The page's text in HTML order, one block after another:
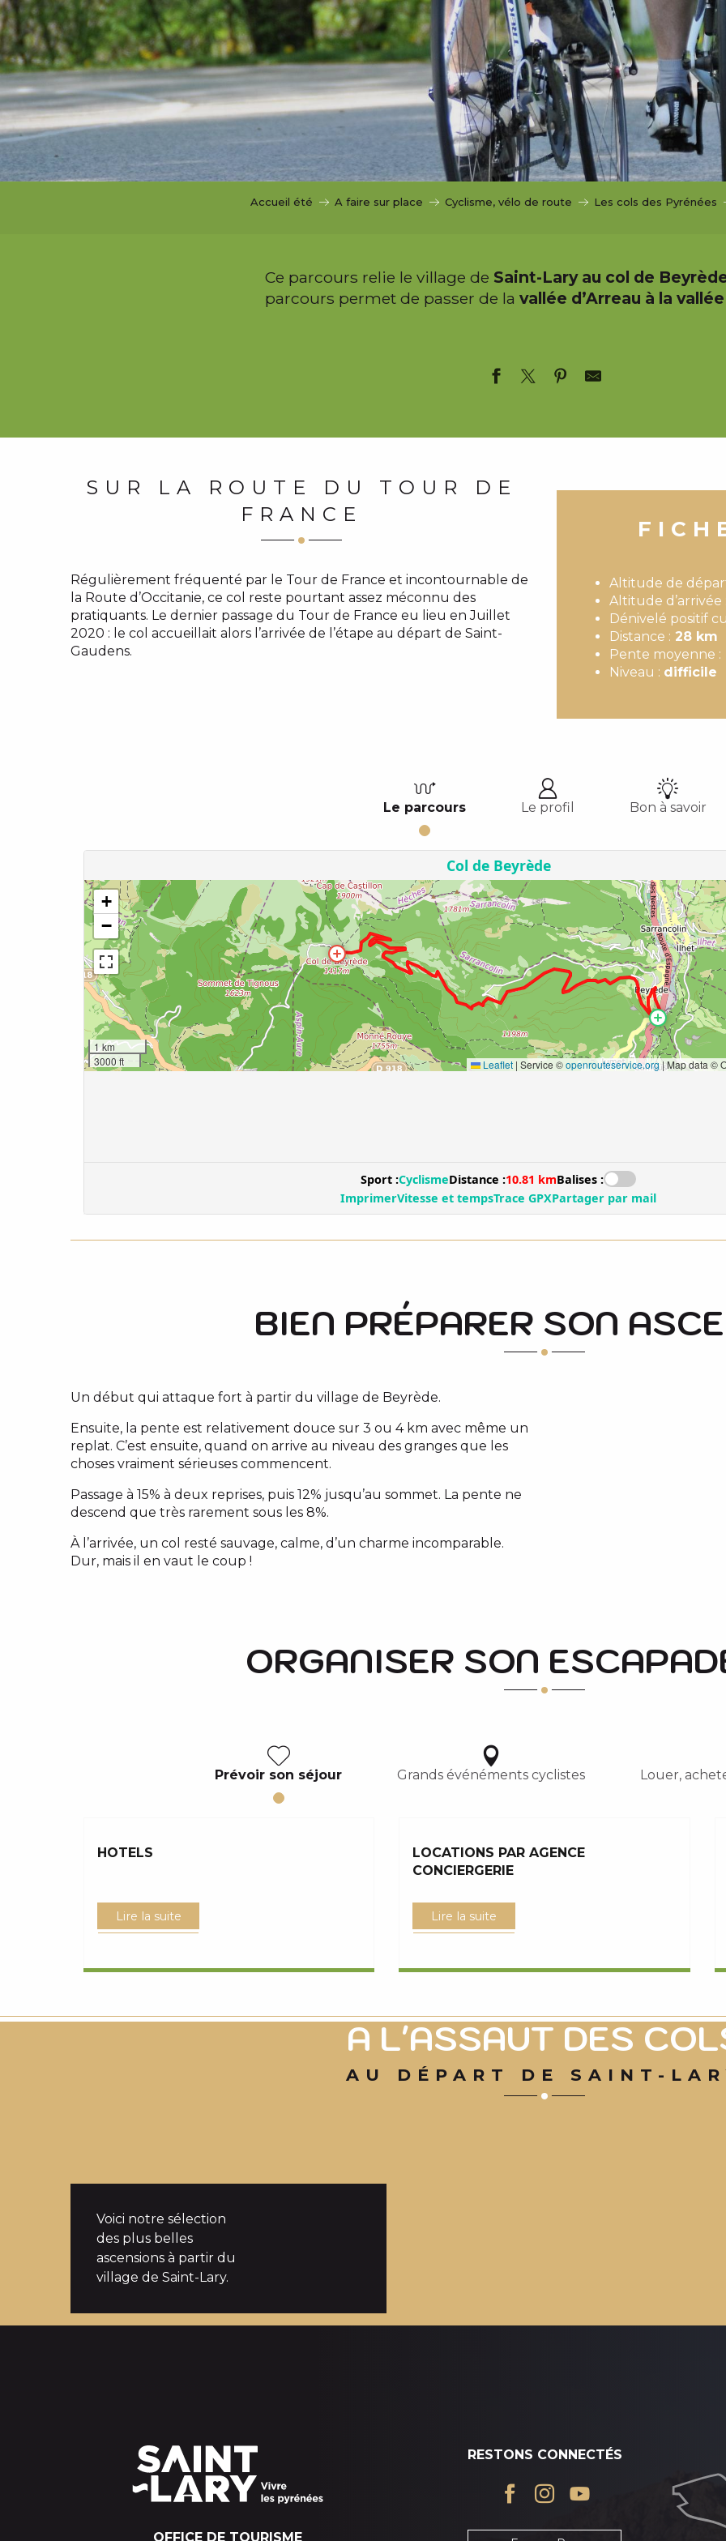
i
p
a
l
Accueil été A faire sur place Cyclisme, vélo de route Les cols des Pyrénées
Ce parcours relie le village de Saint-Lary au col de
parcours permet de passer de la vallée d’Arreau à la
SUR LA ROUTE DU TOUR DE
FRANCE
Régulièrement fréquenté par le Tour de France et incontournable de
la Route d’Occitanie, ce col reste pourtant assez méconnu des
pratiquants. Le dernier passage du Tour de France eu lieu en Juillet
2020 : le col accueillait alors l’arrivée de l’étape au départ de Saint-
Gaudens.
Altitude de
Altitude d’arrivée :
Dénivelé positif
Distance : 28 km
Pente moyenne :
Niveau : difficile
Le parcours Le profil Bon à savoir
BIEN PRÉPARER SON
Un début qui attaque fort à partir du village de Beyrède.
Ensuite, la pente est relativement douce sur 3 ou 4 km avec même un
replat. C’est ensuite, quand on arrive au niveau des granges que les
choses vraiment sérieuses commencent.
Passage à 15% à deux reprises, puis 12% jusqu’au sommet. La pente ne
descend que très rarement sous les 8%.
À l’arrivée, un col resté sauvage, calme, d’un charme incomparable.
Dur, mais il en vaut le coup !
ORGANISER SON
Prévoir son séjour Grands événéments cyclistes Louer,
HOTELS
Lire la suite
LOCATIONS PAR AGENCE
CONCIERGERIE
Lire la suite
A L'ASSAUT DES
AU DÉPART DE SAINT-
Voici notre sélection
des plus belles
ascensions à partir du
village de Saint-Lary.
OFFICE DE TOURISME
RESTONS CONNECTÉS